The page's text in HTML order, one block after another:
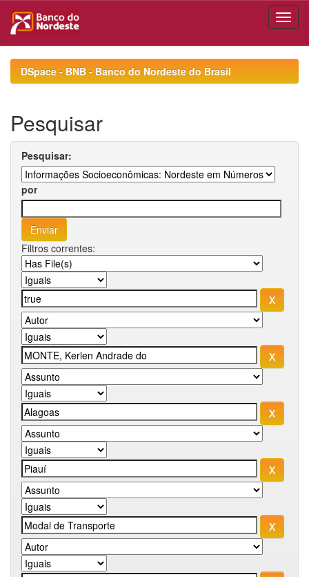
navigationDSpace - BNB - Banco do Nordeste do Brasil
Pesquisar
Pesquisar:
por
Filtros correntes: